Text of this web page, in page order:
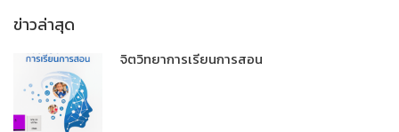
ข่าวล่าสุด
จิตวิทยาการเรียนการสอน